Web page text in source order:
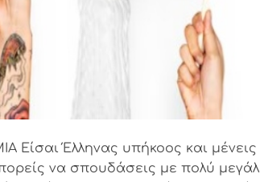
Έλληνας υπήκοος και μένεις
να σπουδάσεις με πολύ